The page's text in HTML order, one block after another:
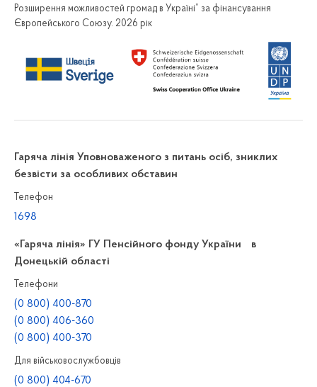
Розширення можливостей громад в Україні” за фінансування
Європейського Союзу. 2026 рік
Гаряча лінія Уповноваженого з питань осіб, зниклих
безвісти за особливих обставин
Телефон
1698
«Гаряча лінія» ГУ Пенсійного фонду України в
Донецькій області
Телефони
(0 800) 400-870
(0 800) 406-360
(0 800) 400-370
Для військовослужбовців
(0 800) 404-670